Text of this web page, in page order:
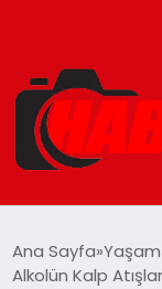
Ana Sayfa Yaşam
Alkolün Kalp